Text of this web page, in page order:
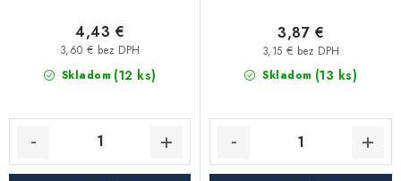
Skladom (12 ks)
3,60 € bez DPH
4,43 €
Skladom (13 ks)
3,15 € bez DPH
3,87 €